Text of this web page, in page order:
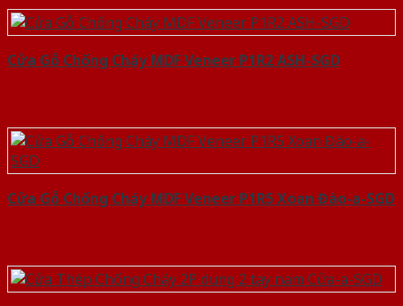
Cửa Gỗ Chống Cháy MDF Veneer P1R2 ASH-SGD
Cửa Gỗ Chống Cháy MDF Veneer P1R5 Xoan Đào-a-SGD